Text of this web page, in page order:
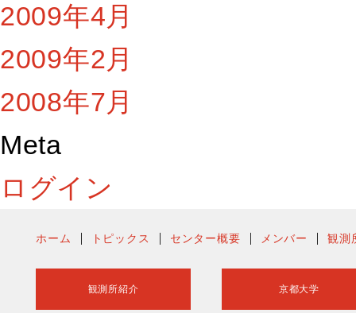
2009年4月
2009年2月
2008年7月
Meta
ログイン
ホーム トピックス センター概要 メンバー 観測
観測所紹介 京都大学